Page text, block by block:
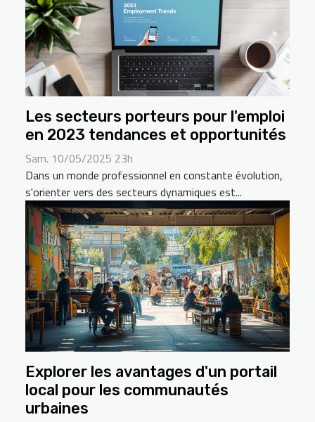
Les secteurs porteurs pour l'emploi
en 2023 tendances et opportunités
Sam. 10/05/2025 23h
Dans un monde professionnel en constante évolution,
s'orienter vers des secteurs dynamiques est...
Explorer les avantages d'un portail
local pour les communautés
urbaines